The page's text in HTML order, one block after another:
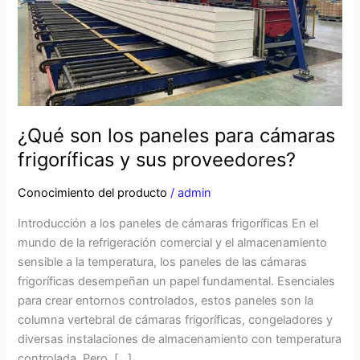
¿Qué son los paneles para cámaras
frigoríficas y sus proveedores?
Conocimiento del producto /admin
Introducción a los paneles de cámaras frigoríficas En el
mundo de la refrigeración comercial y el almacenamiento
sensible a la temperatura, los paneles de las cámaras
frigoríficas desempeñan un papel fundamental. Esenciales
para crear entornos controlados, estos paneles son la
columna vertebral de cámaras frigoríficas, congeladores y
diversas instalaciones de almacenamiento con temperatura
frigoríficas
sus
proveedores?